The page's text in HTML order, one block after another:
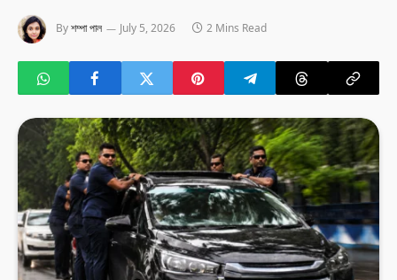
Byশম্পা পাল July 5, 2026 2 Mins Read